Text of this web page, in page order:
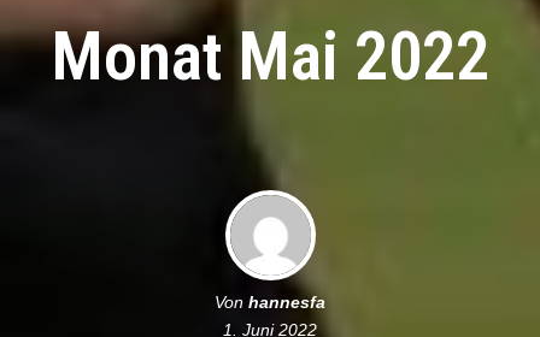
Monat Mai 2022
Von hannesfa
1. Juni 2022